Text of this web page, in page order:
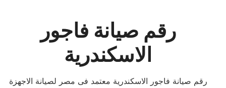
رقم صيانة فاجور
الاسكندرية
رقم صيانة فاجور الاسكندرية معتمد فى مصر لصيانة الاجهزة